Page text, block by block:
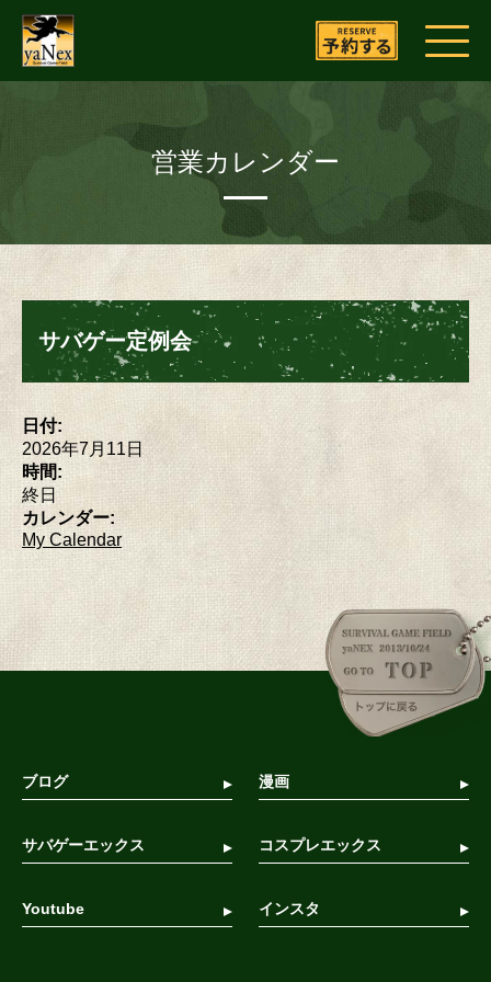
営業カレンダー
サバゲー定例会
日付:
2026年7月11日
時間:
終日
カレンダー:
My Calendar
ブログ 漫画
サバゲーエックス コスプレエックス
Youtube インスタ